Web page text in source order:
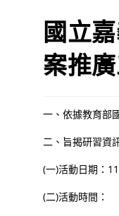
國立
案推
一、依據教育部
二、旨揭研習資
(一)活動日期：
(二)活動時間：